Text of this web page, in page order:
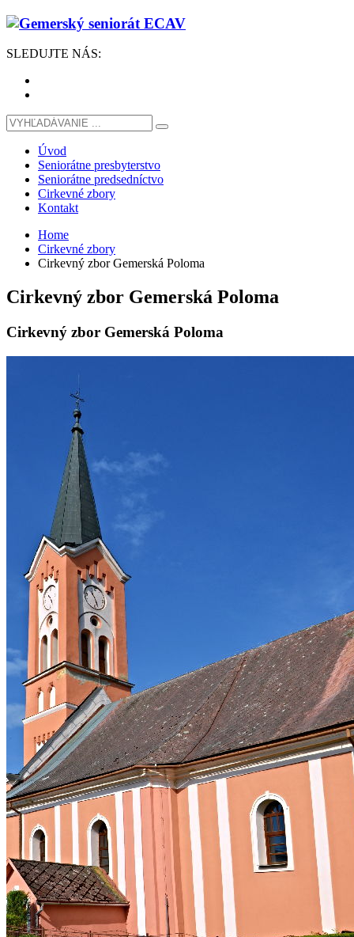
SLEDUJTE NÁS:
Úvod
Seniorátne presbyterstvo
Seniorátne predsedníctvo
Cirkevné zbory
Kontakt
Home
Cirkevné zbory
Cirkevný zbor Gemerská Poloma
Cirkevný zbor Gemerská Poloma
Cirkevný zbor Gemerská Poloma